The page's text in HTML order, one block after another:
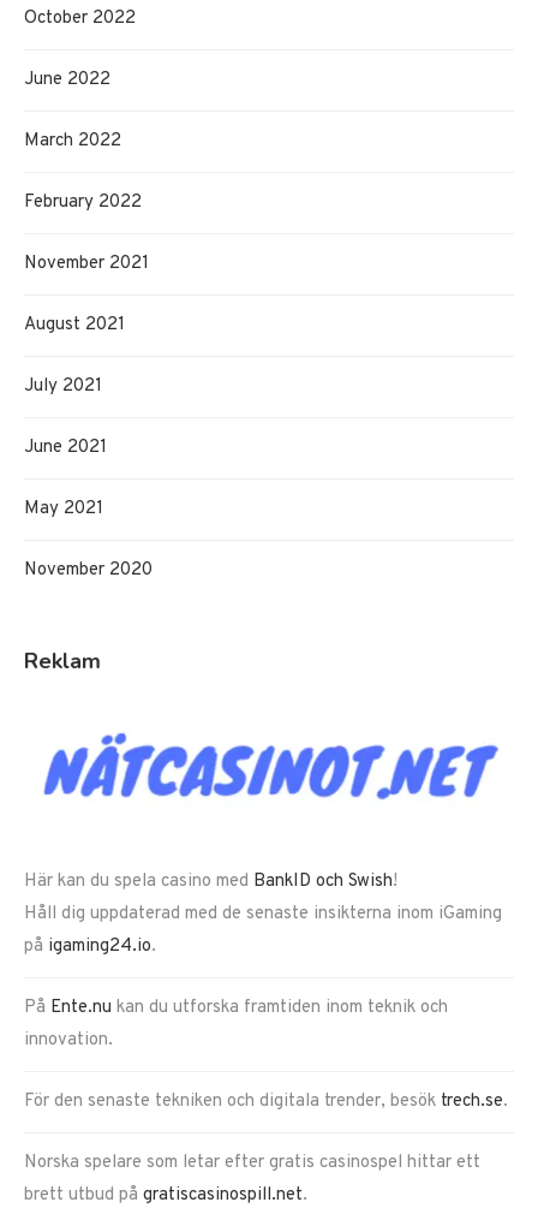
October 2022
June 2022
March 2022
February 2022
November 2021
August 2021
July 2021
June 2021
May 2021
November 2020
Reklam
Här kan du spela casino med BankID och Swish!
Håll dig uppdaterad med de senaste insikterna inom iGaming
på igaming24.io.
På Ente.nu kan du utforska framtiden inom teknik och
innovation.
För den senaste tekniken och digitala trender, besök trech.se.
Norska spelare som letar efter gratis casinospel hittar ett
brett utbud på gratiscasinospill.net.